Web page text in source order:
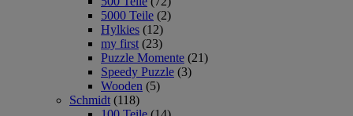
5000 Teile (2)
Hylkies (12)
my first (23)
Puzzle Momente (21)
Speedy Puzzle (3)
Wooden (5)
Schmidt (118)